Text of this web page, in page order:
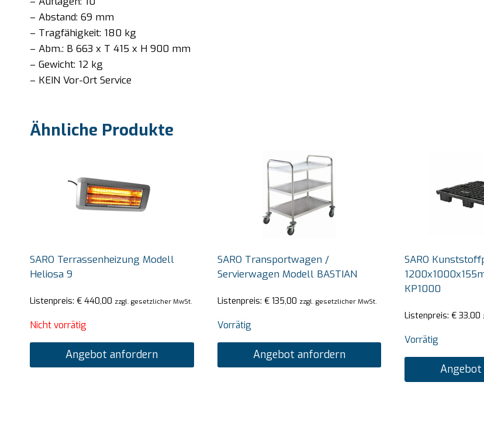
– Abstand: 69 mm
– Tragfähigkeit: 180 kg
– Abm.: B 663 x T 415 x H 900 mm
– Gewicht: 12 kg
– KEIN Vor-Ort Service
Ähnliche Produkte
SARO Terrassenheizung Modell
Heliosa 9
Listenpreis: € 440,00 zzgl. gesetzlicher MwSt.
Nicht vorrätig
Angebot anfordern
SARO Transportwagen /
Servierwagen Modell BASTIAN
Listenpreis: €135,00 zzgl. gesetzlicher MwSt.
Vorrätig
Angebot anfordern
SARO
KP1000
Listenpreis: € 33,00
Vorrätig